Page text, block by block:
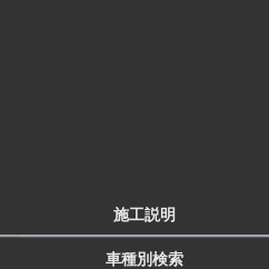
施工説明
車種別検索